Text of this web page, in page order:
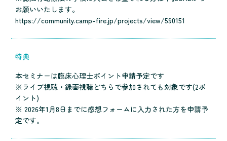
お願いいたします。
https://community.camp-fire.jp/projects/view/590151
特典
本セミナーは臨床心理士ポイント申請予定です
※ライブ視聴・録画視聴どちらで参加されても対象です(2ポ
イント)
※ 2026年1月8日までに感想フォームに入力された方を申請予
定です。